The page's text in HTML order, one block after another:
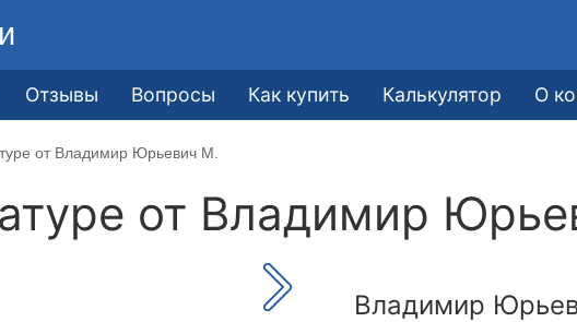
Отзывы Вопросы Как купить Калькулятор О
от Владимир Юрьевич М.
от Владимир
Владимир